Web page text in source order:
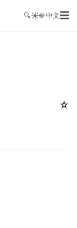
🔍☀️🌐 中文☰
☆